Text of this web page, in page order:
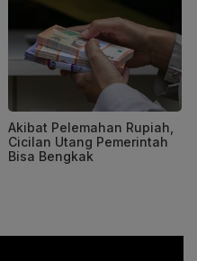
Akibat Pelemahan Rupiah,
Cicilan Utang Pemerintah
Bisa Bengkak